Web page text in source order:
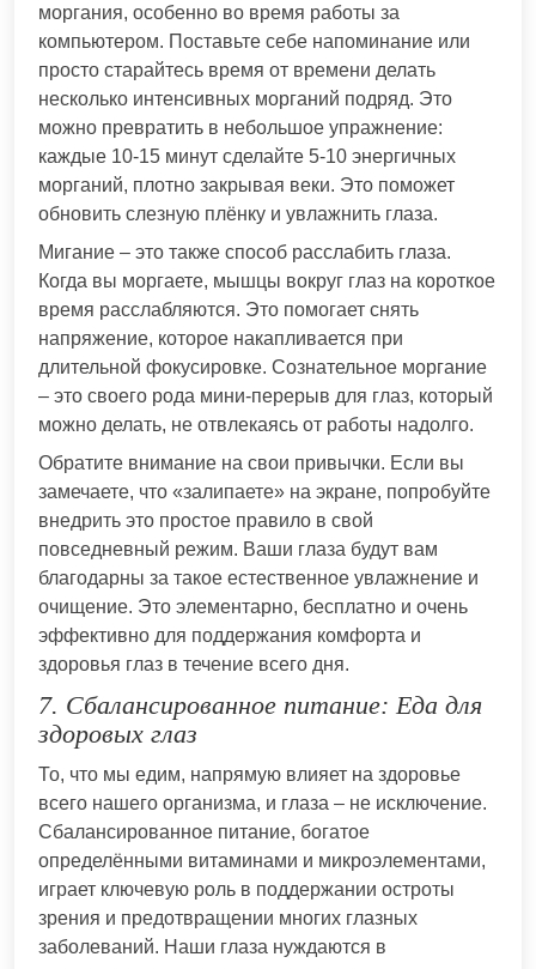
моргания, особенно во время работы за
компьютером. Поставьте себе напоминание или
просто старайтесь время от времени делать
несколько интенсивных морганий подряд. Это
можно превратить в небольшое упражнение:
каждые 10-15 минут сделайте 5-10 энергичных
морганий, плотно закрывая веки. Это поможет
обновить слезную плёнку и увлажнить глаза.
Мигание – это также способ расслабить глаза.
Когда вы моргаете, мышцы вокруг глаз на короткое
время расслабляются. Это помогает снять
напряжение, которое накапливается при
длительной фокусировке. Сознательное моргание
– это своего рода мини-перерыв для глаз, который
можно делать, не отвлекаясь от работы надолго.
Обратите внимание на свои привычки. Если вы
замечаете, что «залипаете» на экране, попробуйте
внедрить это простое правило в свой
повседневный режим. Ваши глаза будут вам
благодарны за такое естественное увлажнение и
очищение. Это элементарно, бесплатно и очень
эффективно для поддержания комфорта и
здоровья глаз в течение всего дня.
7. Сбалансированное питание: Еда для
здоровых глаз
То, что мы едим, напрямую влияет на здоровье
всего нашего организма, и глаза – не исключение.
Сбалансированное питание, богатое
определёнными витаминами и микроэлементами,
играет ключевую роль в поддержании остроты
зрения и предотвращении многих глазных
заболеваний. Наши глаза нуждаются в